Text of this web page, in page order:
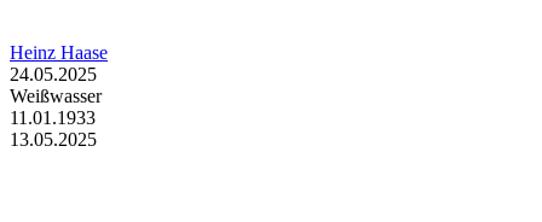
Heinz Haase
24.05.2025
Weißwasser
11.01.1933
13.05.2025